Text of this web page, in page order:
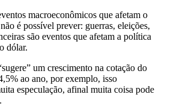
macroeconômicos que afetam o
é possível prever: guerras, eleições,
são eventos que afetam a política
dólar.
um crescimento na cotação do
ao ano, por exemplo, isso
especulação, afinal muita coisa pode